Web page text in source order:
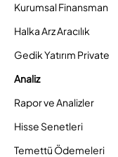
Kurumsal Finansman
Halka Arz Aracılık
Gedik Yatırım Private
Analiz
Rapor ve Analizler
Hisse Senetleri
Temettü Ödemeleri